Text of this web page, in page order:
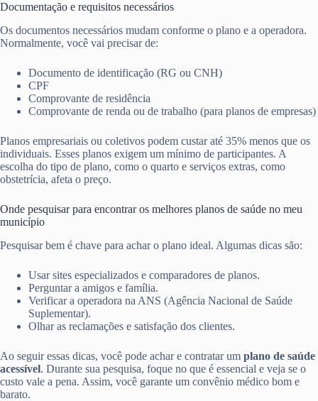
Documentação e requisitos necessários
Os documentos necessários mudam conforme o plano e a operadora.
Normalmente, você vai precisar de:
Documento de identificação (RG ou CNH)
CPF
Comprovante de residência
Comprovante de renda ou de trabalho (para planos de empresas)
Planos empresariais ou coletivos podem custar até 35% menos que os
individuais. Esses planos exigem um mínimo de participantes. A
escolha do tipo de plano, como o quarto e serviços extras, como
obstetrícia, afeta o preço.
Onde pesquisar para encontrar os melhores planos de saúde no meu
município
Pesquisar bem é chave para achar o plano ideal. Algumas dicas são:
Usar sites especializados e comparadores de planos.
Perguntar a amigos e família.
Verificar a operadora na ANS (Agência Nacional de Saúde
Suplementar).
Olhar as reclamações e satisfação dos clientes.
Ao seguir essas dicas, você pode achar e contratar um plano de saúde
acessível. Durante sua pesquisa, foque no que é essencial e veja se o
custo vale a pena. Assim, você garante um convênio médico bom e
barato.